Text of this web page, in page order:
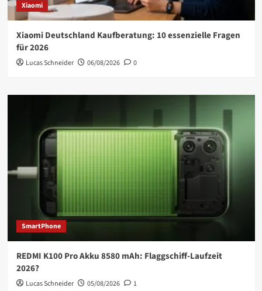
Xiaomi
Xiaomi Deutschland Kaufberatung: 10 essenzielle Fragen
für 2026
Lucas Schneider 06/08/2026 0
SmartPhone
REDMI K100 Pro Akku 8580 mAh: Flaggschiff-Laufzeit
2026?
Lucas Schneider 05/08/2026 1